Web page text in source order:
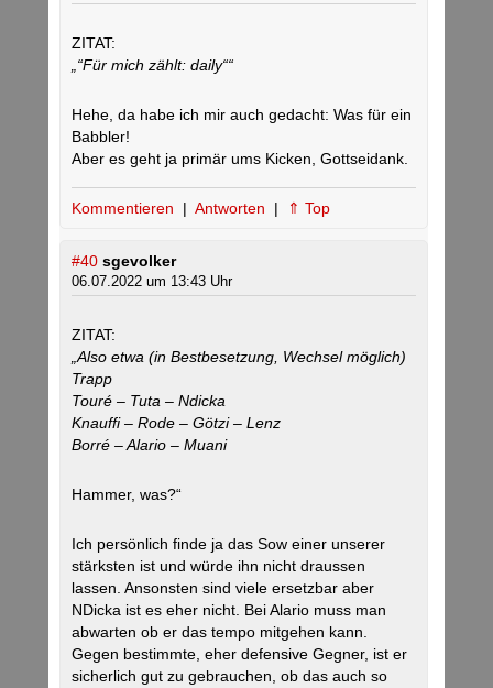
ZITAT:
„“Für mich zählt: daily““
Hehe, da habe ich mir auch gedacht: Was für ein
Babbler!
Aber es geht ja primär ums Kicken, Gottseidank.
Kommentieren | Antworten | ⇑ Top
#40 sgevolker
06.07.2022 um 13:43 Uhr
ZITAT:
„Also etwa (in Bestbesetzung, Wechsel möglich)
Trapp
Touré – Tuta – Ndicka
Knauffi – Rode – Götzi – Lenz
Borré – Alario – Muani
Hammer, was?“
Ich persönlich finde ja das Sow einer unserer
stärksten ist und würde ihn nicht draussen
lassen. Ansonsten sind viele ersetzbar aber
NDicka ist es eher nicht. Bei Alario muss man
abwarten ob er das tempo mitgehen kann.
Gegen bestimmte, eher defensive Gegner, ist er
sicherlich gut zu gebrauchen, ob das auch so